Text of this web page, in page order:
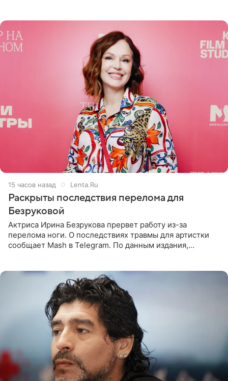
15 часов назад Lenta.Ru
Раскрыты последствия перелома для
Безруковой
Актриса Ирина Безрукова прервет работу из-за
перелома ноги. О последствиях травмы для артистки
сообщает Mash в Telegram. По данным издания,